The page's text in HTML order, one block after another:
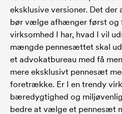
eksklusive versioner. Det der
bør vælge afhænger først og
virksomhed I har, hvad I vil
mængde pennesættet skal
et advokatbureau med få
mere eksklusivt pennesæt
foretrække. Er I en trendy
bæredygtighed og
bedre at vælge et pennesæt